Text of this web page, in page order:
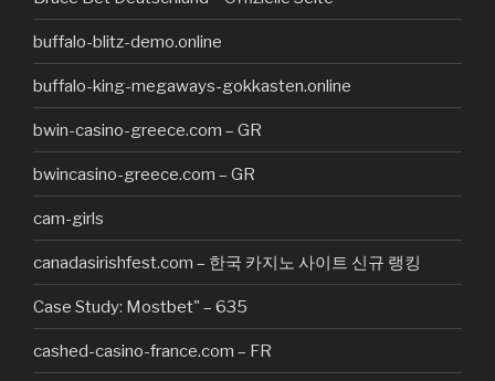
buffalo-blitz-demo.online
buffalo-king-megaways-gokkasten.online
bwin-casino-greece.com – GR
bwincasino-greece.com – GR
cam-girls
canadasirishfest.com – 한국 카지노 사이트 신규 랭킹
Case Study: Mostbet" – 635
cashed-casino-france.com – FR